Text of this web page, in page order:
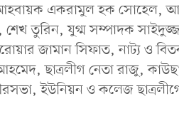
একরামুল হক সোহেল,
তুরিন, যুগ্ম সম্পাদক
জামান সিফাত, নাট্য ও
ছাত্রলীগ নেতা রাজু,
ইউনিয়ন ও কলেজ ছাত্রলীগের